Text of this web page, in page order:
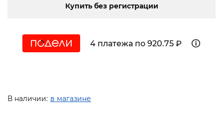
Купить без регистрации
4 платежа по 920.75 ₽
В наличии: в магазине